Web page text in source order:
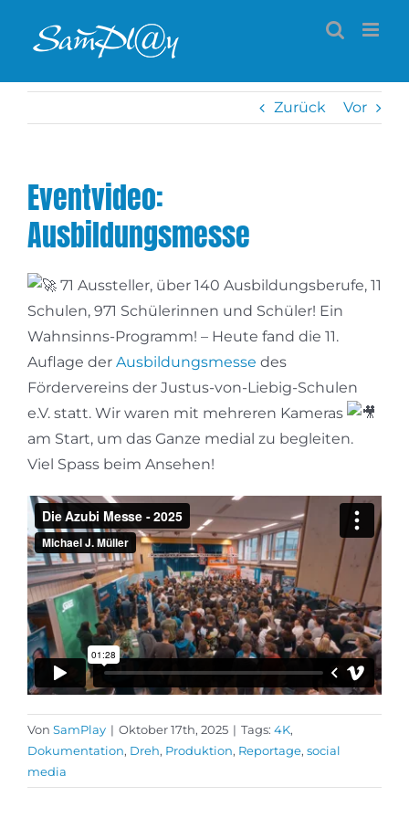
Inhalt
Zurück Vor
Eventvideo:
Ausbildungsmesse
71 Aussteller, über 140 Ausbildungsberufe, 11
Schulen, 971 Schülerinnen und Schüler! Ein
Wahnsinns-Programm! – Heute fand die 11.
Auflage der Ausbildungsmesse des
Fördervereins der Justus-von-Liebig-Schulen
e.V. statt. Wir waren mit mehreren Kameras
am Start, um das Ganze medial zu begleiten.
Viel Spass beim Ansehen!
Von SamPlay | Oktober 17th, 2025 | Tags: 4K,
Dokumentation, Dreh, Produktion, Reportage, social
media